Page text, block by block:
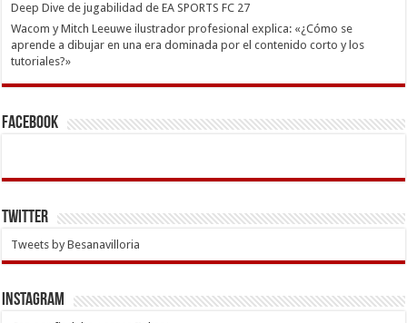
Deep Dive de jugabilidad de EA SPORTS FC 27
Wacom y Mitch Leeuwe ilustrador profesional explica: «¿Cómo se
aprende a dibujar en una era dominada por el contenido corto y los
tutoriales?»
Facebook
Twitter
Tweets by Besanavilloria
INSTAGRAM